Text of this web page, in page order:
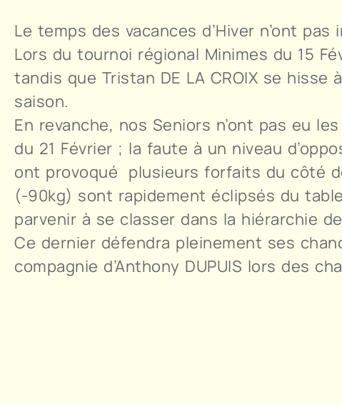
Le temps des vacances d’Hiver n’ont
Lors du tournoi régional Minimes du 15
tandis que Tristan DE LA CROIX se
saison.
En revanche, nos Seniors n’ont pas eu
du 21 Février ; la faute à un niveau
ont provoqué plusieurs forfaits du côté
(-90kg) sont rapidement éclipsés du
parvenir à se classer dans la hiérarchie
Ce dernier défendra pleinement ses
compagnie d’Anthony DUPUIS lors des